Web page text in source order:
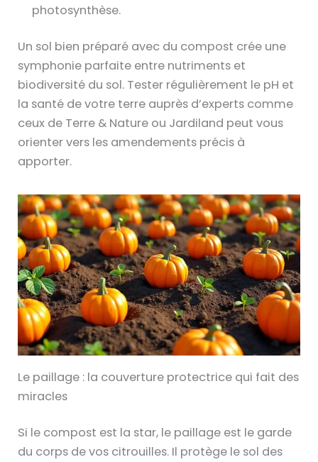
photosynthèse.
Un sol bien préparé avec du compost crée une
symphonie parfaite entre nutriments et
biodiversité du sol. Tester régulièrement le pH et
la santé de votre terre auprès d’experts comme
ceux de Terre & Nature ou Jardiland peut vous
orienter vers les amendements précis à
apporter.
Le paillage : la couverture protectrice qui fait des
miracles
Si le compost est la star, le paillage est le garde
du corps de vos citrouilles. Il protège le sol des